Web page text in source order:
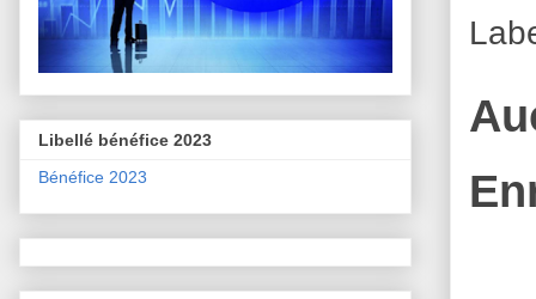
Libellé bénéfice 2023
Bénéfice 2023